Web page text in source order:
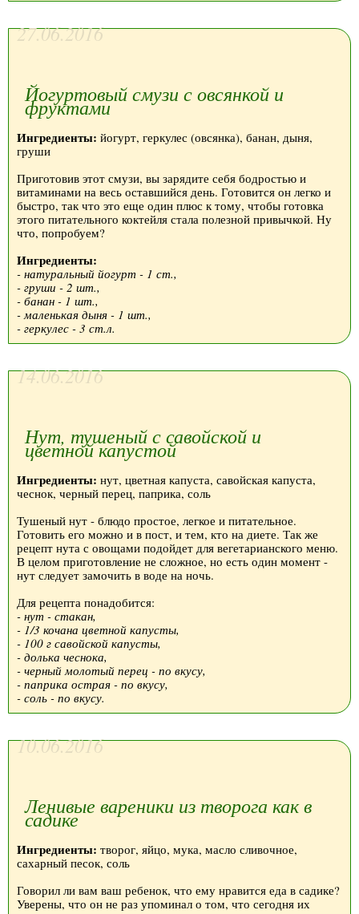
27.06.2016
Йогуртовый смузи с овсянкой и
фруктами
Ингредиенты: йогурт, геркулес (овсянка), банан, дыня,
груши
Приготовив этот смузи, вы зарядите себя бодростью и
витаминами на весь оставшийся день. Готовится он легко и
быстро, так что это еще один плюс к тому, чтобы готовка
этого питательного коктейля стала полезной привычкой. Ну
что, попробуем?
Ингредиенты:
- натуральный йогурт - 1 ст.,
- груши - 2 шт.,
- банан - 1 шт.,
- маленькая дыня - 1 шт.,
- геркулес - 3 ст.л.
14.06.2016
Нут, тушеный с савойской и
цветной капустой
Ингредиенты: нут, цветная капуста, савойская капуста,
чеснок, черный перец, паприка, соль
Тушеный нут - блюдо простое, легкое и питательное.
Готовить его можно и в пост, и тем, кто на диете. Так же
рецепт нута с овощами подойдет для вегетарианского меню.
В целом приготовление не сложное, но есть один момент -
нут следует замочить в воде на ночь.
Для рецепта понадобится:
- нут - стакан,
- 1/3 кочана цветной капусты,
- 100 г савойской капусты,
- долька чеснока,
- черный молотый перец - по вкусу,
- паприка острая - по вкусу,
- соль - по вкусу.
10.06.2016
Ленивые вареники из творога как в
садике
Ингредиенты: творог, яйцо, мука, масло сливочное,
сахарный песок, соль
Говорил ли вам ваш ребенок, что ему нравится еда в садике?
Уверены, что он не раз упоминал о том, что сегодня их